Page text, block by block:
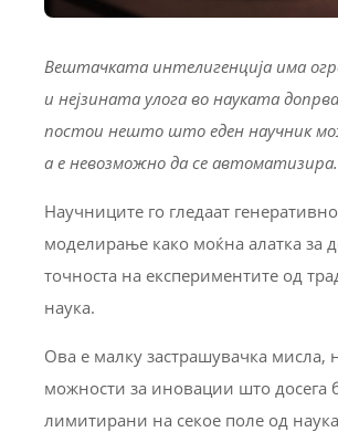
Вештачката интелигенција има
и нејзината улога во науката
постои нешто што еден научник
а е невозможно да се автоматизира.
Научниците го гледаат
моделирање како моќна алатка за
точноста на експериментите од
наука.
Ова е малку застрашувачка мисла,
можности за иновации што досега
лимитирани на секое поле од